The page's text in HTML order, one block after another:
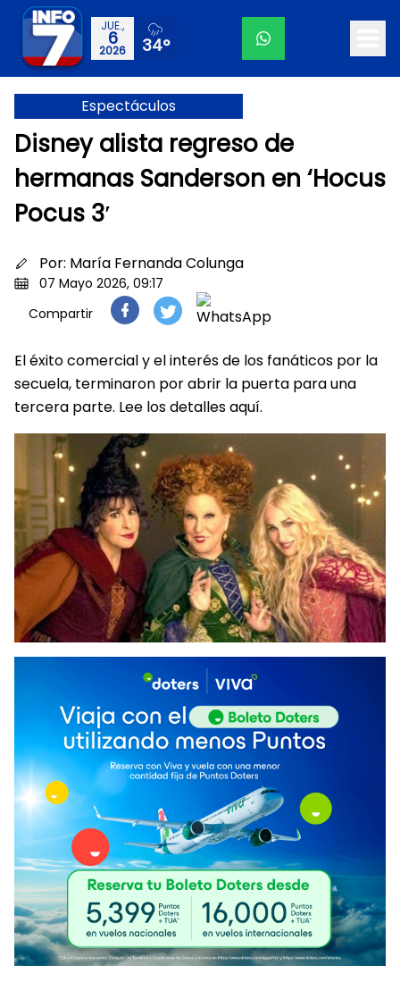
JUE.,
6
2026 34°
Espectáculos
Disney alista regreso de
hermanas Sanderson en ‘Hocus
Pocus 3′
Por: María Fernanda Colunga
07 Mayo 2026, 09:17
Compartir
El éxito comercial y el interés de los fanáticos por la
secuela, terminaron por abrir la puerta para una
tercera parte. Lee los detalles aquí.